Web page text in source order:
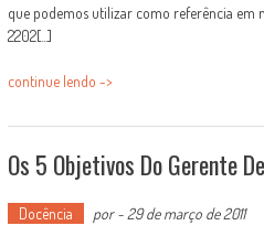
que podemos utilizar como referência em
2202[...]
continue lendo ->
Os 5 Objetivos Do Gerente
Docência por-29 de março de 2011